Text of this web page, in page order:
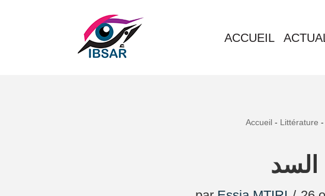
ACCUEIL
Accueil - Littérature -
السد